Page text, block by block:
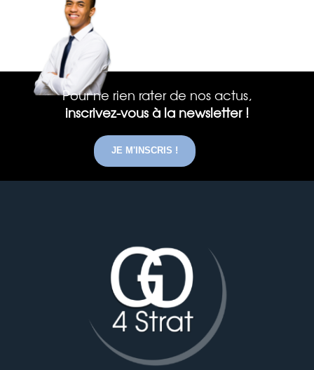
Pour ne rien rater de nos actus,
inscrivez-vous à la newsletter !
JE M'INSCRIS !